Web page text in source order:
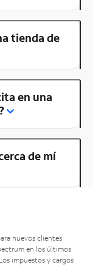
tienda de
en una
de mí
nuevos clientes
en los últimos
impuestos y cargos